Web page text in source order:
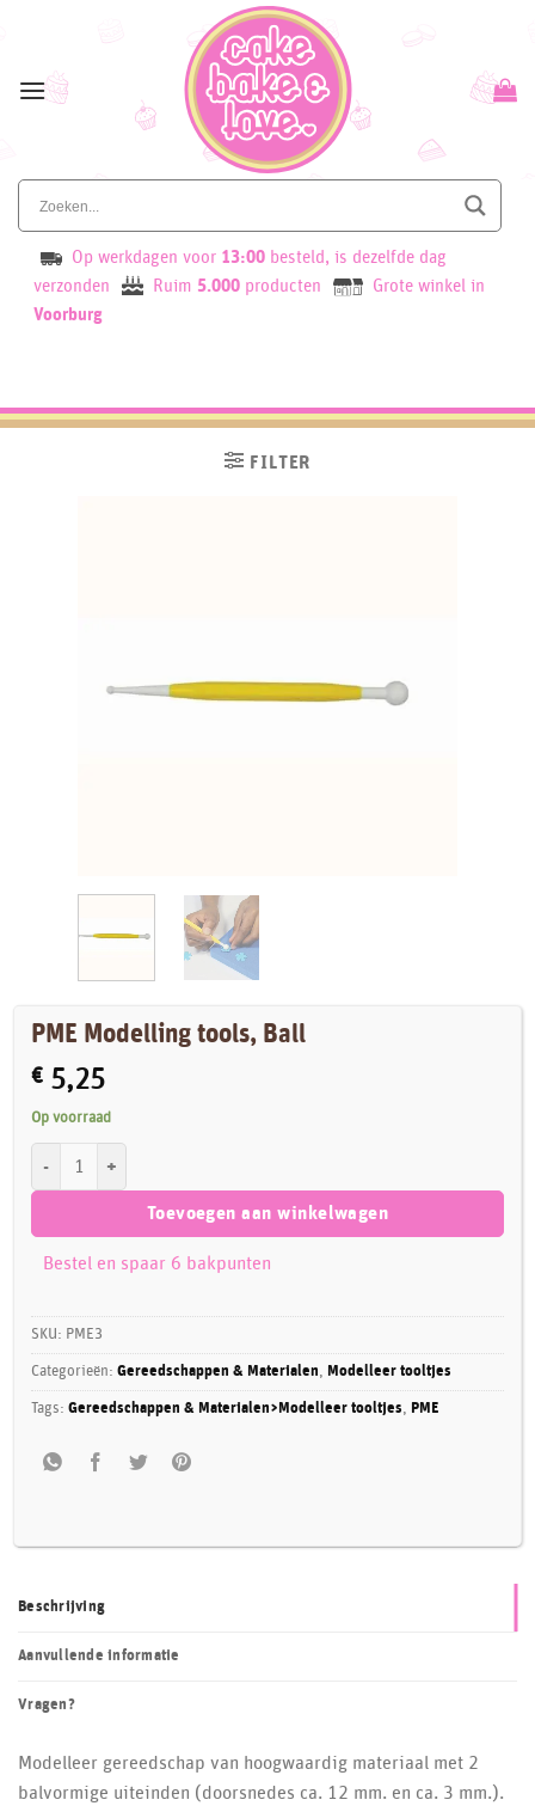
content
Op werkdagen voor 13:00 besteld, is dezelfde dag
verzonden
Ruim 5.000 producten
Grote winkel in
Voorburg
FILTER
PME Modelling tools, Ball
€ 5,25
Op voorraad
Toevoegen aan winkelwagen
Bestel en spaar 6 bakpunten
SKU: PME3
Categorieën:Gereedschappen & Materialen, Modelleer tooltjes
Tags:Gereedschappen & Materialen>Modelleer tooltjes, PME
Beschrijving
Aanvullende informatie
Vragen?
Modelleer gereedschap van hoogwaardig materiaal met 2
balvormige uiteinden (doorsnedes ca. 12 mm. en ca. 3 mm.).